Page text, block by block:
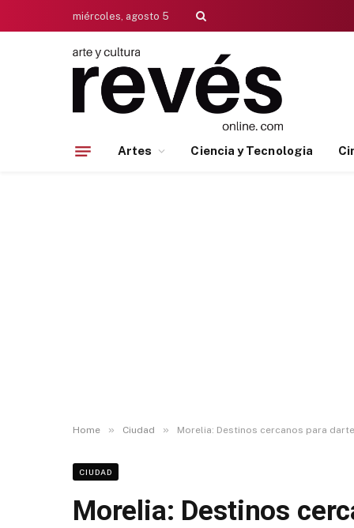
miércoles, agosto 5
Artes Ciencia y Tecnologia
Home » Ciudad » Morelia: Destinos cercanos para
CIUDAD
Morelia: Destinos